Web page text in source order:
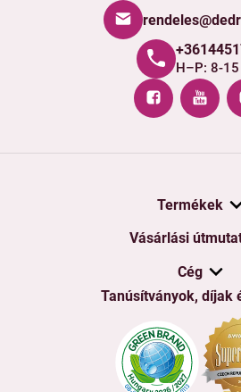
H–P: 8-15
Termékek
Vásárlási
Cég
Tanúsítványok, díjak